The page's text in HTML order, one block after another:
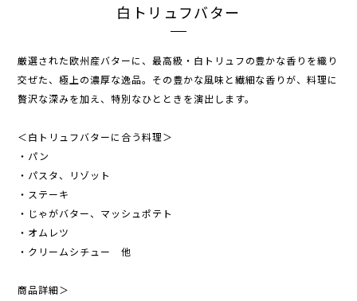
白トリュフバター
厳選された欧州産バターに、最高級・白トリュフの豊かな香りを織り
交ぜた、極上の濃厚な逸品。その豊かな風味と繊細な香りが、料理に
贅沢な深みを加え、特別なひとときを演出します。
＜白トリュフバターに合う料理＞
・パン
・パスタ、リゾット
・ステーキ
・じゃがバター、マッシュポテト
・オムレツ
・クリームシチュー 他
商品詳細＞